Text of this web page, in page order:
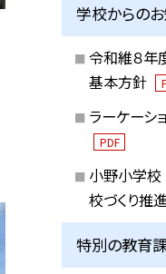
学校からの
令和維８
基本方針
ラーケーシ
PDF
小野小学
校づくり推
特別の教育課